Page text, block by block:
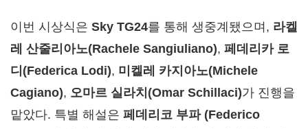
이번 시상식은 Sky TG24를 통해 생중계됐으며, 라켈
레 산줄리아노(Rachele Sangiuliano), 페데리카 로
디(Federica Lodi), 미켈레 카지아노(Michele
Cagiano), 오마르 실라치(Omar Schillaci)가 진행을
맡았다. 특별 해설은 페데리코 부파(Federico